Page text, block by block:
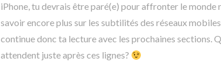
iPhone, tu devrais être paré(e) pour affronter le monde
savoir encore plus sur les subtilités des réseaux
continue donc ta lecture avec les prochaines sections.
attendent juste après ces lignes?